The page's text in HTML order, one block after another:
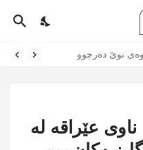
نوێ دەرچوو
عێراقە لە